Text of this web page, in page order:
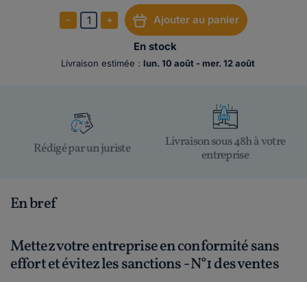
- 1 + Ajouter au panier
En stock
Livraison estimée : lun. 10 août - mer. 12 août
Rédigé par un juriste
Livraison sous 48h à votre
entreprise
En bref
Mettez votre entreprise en conformité sans
effort et évitez les sanctions - N°1 des ventes